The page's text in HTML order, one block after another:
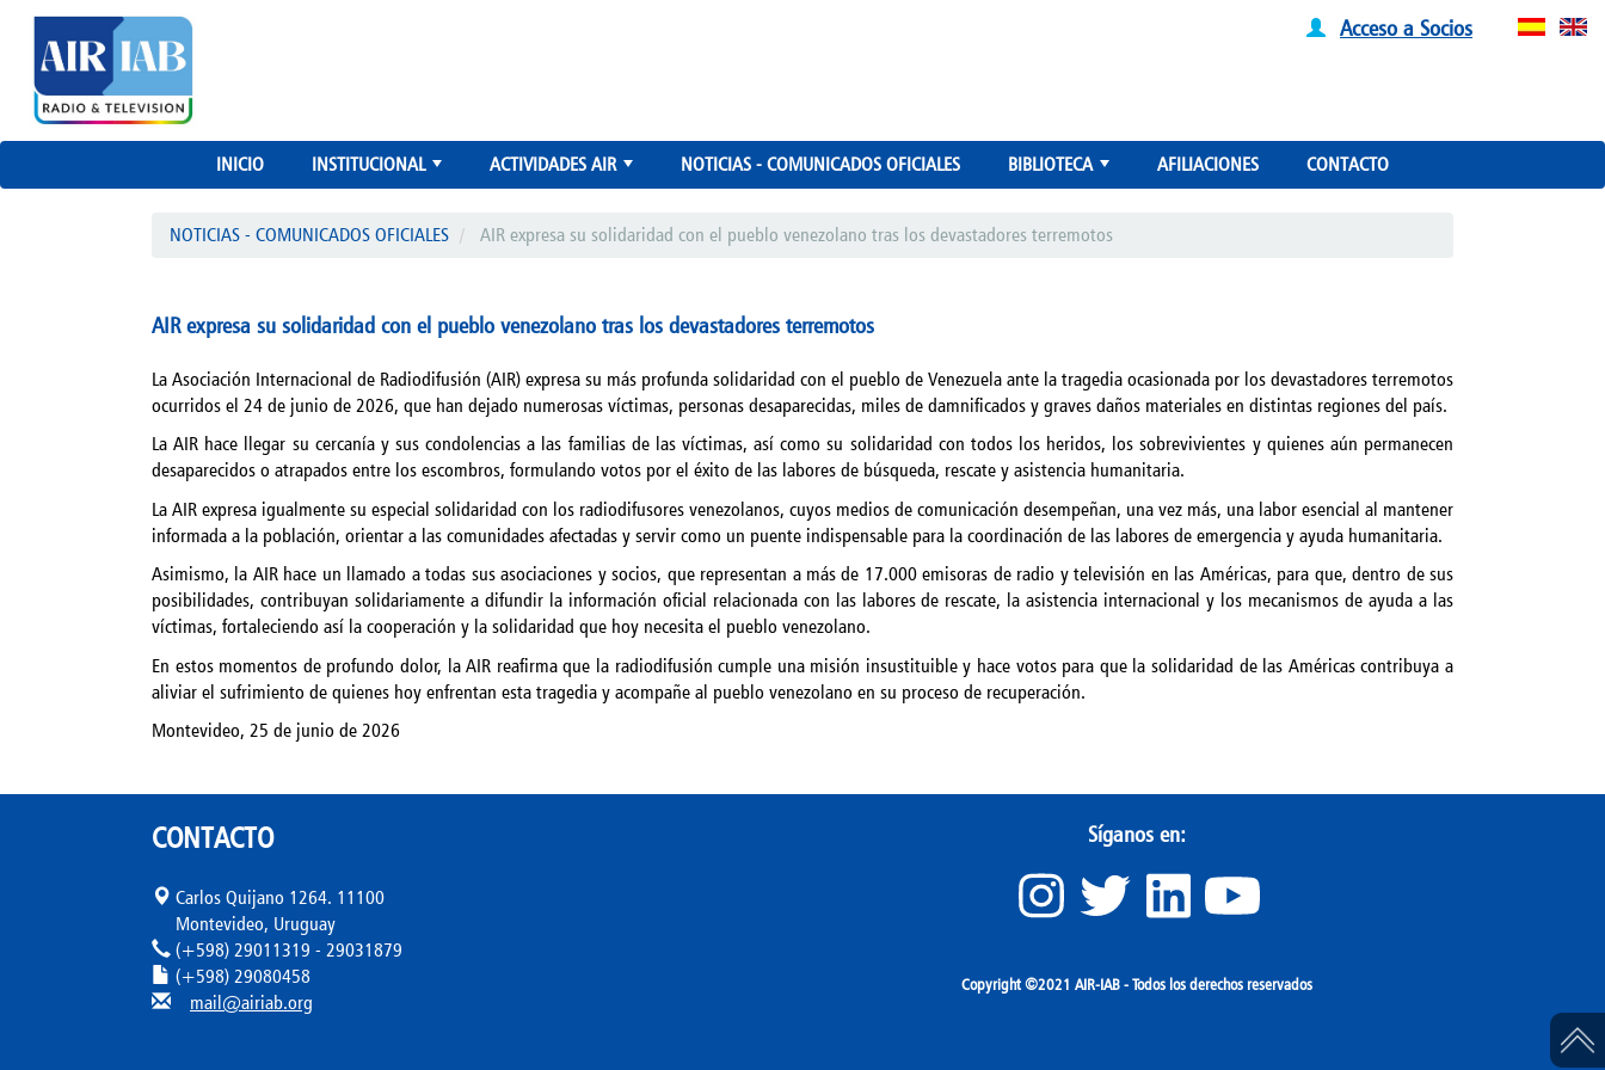
Acceso a Socios
INICIO
+
INSTITUCIONAL
+
ACTIVIDADES AIR NOTICIAS - COMUNICADOS OFICIALES
+
BIBLIOTECA AFILIACIONES CONTACTO
NOTICIAS - COMUNICADOS OFICIALES AIR expresa su solidaridad con el pueblo venezolano tras los devastadores terremotos
AIR expresa su solidaridad con el pueblo venezolano tras los devastadores terremotos
La Asociación Internacional de Radiodifusión (AIR) expresa su más profunda solidaridad con el pueblo de Venezuela ante la tragedia ocasionada por los devastadores terremotos
ocurridos el 24 de junio de 2026, que han dejado numerosas víctimas, personas desaparecidas, miles de damnificados y graves daños materiales en distintas regiones del país.
La AIR hace llegar su cercanía y sus condolencias a las familias de las víctimas, así como su solidaridad con todos los heridos, los sobrevivientes y quienes aún permanecen
desaparecidos o atrapados entre los escombros, formulando votos por el éxito de las labores de búsqueda, rescate y asistencia humanitaria.
La AIR expresa igualmente su especial solidaridad con los radiodifusores venezolanos, cuyos medios de comunicación desempeñan, una vez más, una labor esencial al mantener
informada a la población, orientar a las comunidades afectadas y servir como un puente indispensable para la coordinación de las labores de emergencia y ayuda humanitaria.
Asimismo, la AIR hace un llamado a todas sus asociaciones y socios, que representan a más de 17.000 emisoras de radio y televisión en las Américas, para que, dentro de sus
posibilidades, contribuyan solidariamente a difundir la información oficial relacionada con las labores de rescate, la asistencia internacional y los mecanismos de ayuda a las
víctimas, fortaleciendo así la cooperación y la solidaridad que hoy necesita el pueblo venezolano.
En estos momentos de profundo dolor, la AIR reafirma que la radiodifusión cumple una misión insustituible y hace votos para que la solidaridad de las Américas contribuya a
aliviar el sufrimiento de quienes hoy enfrentan esta tragedia y acompañe al pueblo venezolano en su proceso de recuperación.
Montevideo, 25 de junio de 2026
CONTACTO
Carlos Quijano 1264. 11100
Montevideo, Uruguay
(+598) 29011319 - 29031879
(+598) 29080458
mail@airiab.org
Síganos en:
Copyright ©2021 AIR-IAB - Todos los derechos reservados